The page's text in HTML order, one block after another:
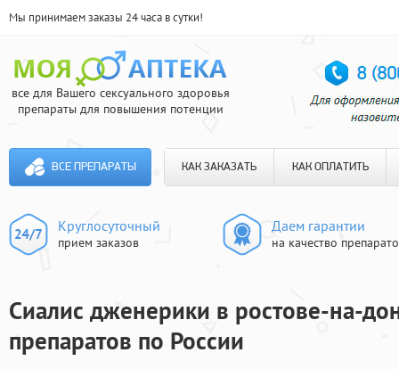
Мы принимаем заказы 24 часа в сутки!
все для Вашего сексуального здоровья
препараты для повышения потенции
ВСЕ ПРЕПАРАТЫ КАК ЗАКАЗАТЬ КАК ОПЛАТИТЬ
Круглосуточный
прием заказов
Даем гарантии
на качество
Сиалис дженерики в ростове-на-
препаратов по России